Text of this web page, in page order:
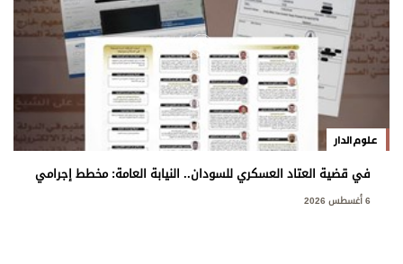
علوم الدار
في قضية العتاد العسكري للسودان.. النيابة العامة: مخطط إجرامي
استهدف المساس بسيادة الدولة6 أغسطس 2026